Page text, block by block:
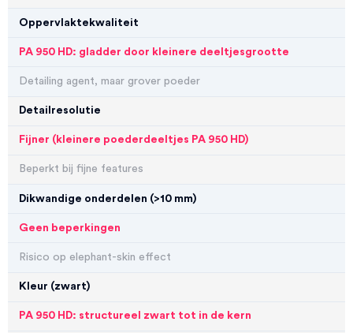
Oppervlaktekwaliteit
PA 950 HD: gladder door kleinere deeltjesgrootte
Detailing agent, maar grover poeder
Detailresolutie
Fijner (kleinere poederdeeltjes PA 950 HD)
Beperkt bij fijne features
Dikwandige onderdelen (>10 mm)
Geen beperkingen
Risico op elephant-skin effect
Kleur (zwart)
PA 950 HD: structureel zwart tot in de kern